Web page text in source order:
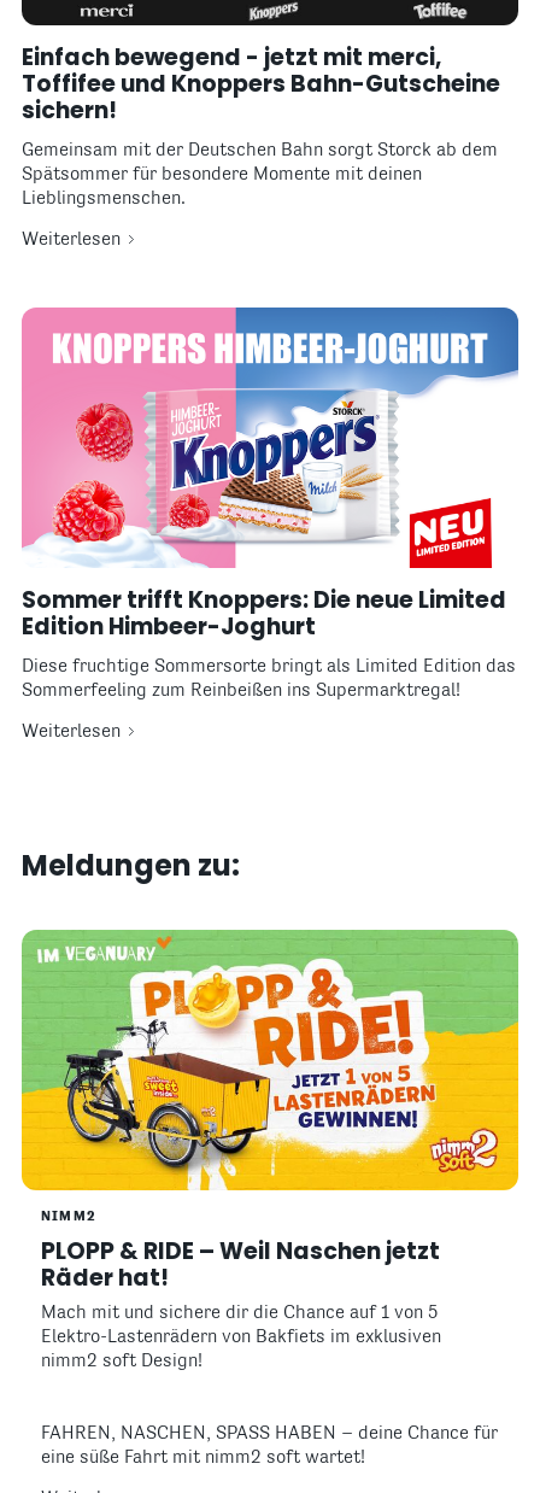
Einfach bewegend - jetzt mit merci,
Toffifee und Knoppers Bahn-Gutscheine
sichern!
Gemeinsam mit der Deutschen Bahn sorgt Storck ab dem
Spätsommer für besondere Momente mit deinen
Lieblingsmenschen.
Weiterlesen
Sommer trifft Knoppers: Die neue Limited
Edition Himbeer-Joghurt
Diese fruchtige Sommersorte bringt als Limited Edition das
Sommerfeeling zum Reinbeißen ins Supermarktregal!
Weiterlesen
Meldungen zu:
NIMM2
PLOPP & RIDE – Weil Naschen jetzt
Räder hat!
Mach mit und sichere dir die Chance auf 1 von 5
Elektro-Lastenrädern von Bakfiets im exklusiven
nimm2 soft Design!
FAHREN, NASCHEN, SPASS HABEN – deine Chance für
eine süße Fahrt mit nimm2 soft wartet!